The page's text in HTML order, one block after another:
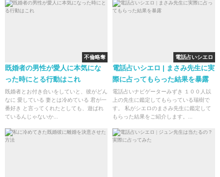
不倫略奪
既婚者の男性が愛人に本気にな
った時にとる行動はこれ
既婚者とお付き合いをしていと、彼がどん
なに 愛している 妻とは冷めている 君が一
番好き と言ってくれたとしても、遊ばれ
ているんじゃないか...
電話占いシエロ
電話占いシエロ | まさみ先生に実
際に占ってもらった結果を暴露
電話占いナビゲーターみずき １００人以
上の先生に鑑定してもらっている瑞樹で
す。 私がシエロのまさみ先生に鑑定して
もらった結果をご紹介します。...